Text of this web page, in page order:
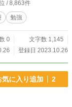
/ 8,863件
勉強
0
文字数 1,145
登録日 2023.10.26
気に入り追加 2